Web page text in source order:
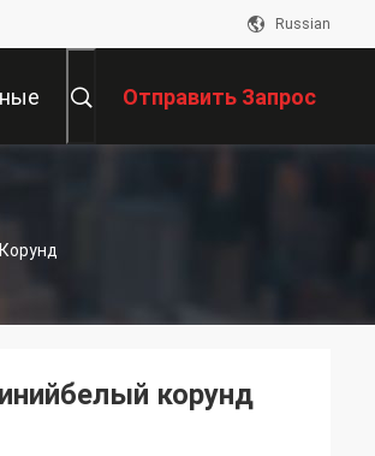
Russian
Отправить Запрос
корунд